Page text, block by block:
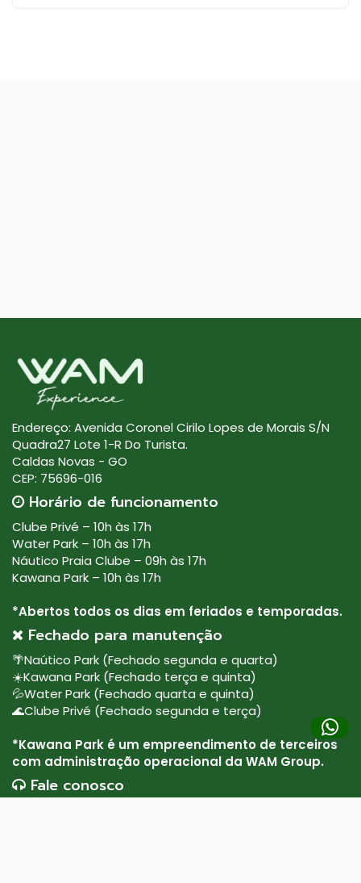
Endereço: Avenida Coronel Cirilo Lopes de Morais S/N
Quadra27 Lote 1-R Do Turista.
Caldas Novas - GO
CEP: 75696-016
Horário de funcionamento
Clube Privé – 10h às 17h
Water Park – 10h às 17h
Náutico Praia Clube – 09h às 17h
Kawana Park – 10h às 17h
*Abertos todos os dias em feriados e temporadas.
Fechado para manutenção
🌴Naútico Park (Fechado segunda e quarta)
⁠☀️Kawana Park (Fechado terça e quinta)
💦Water Park (Fechado quarta e quinta)
⁠🌊Clube Privé (Fechado segunda e terça)
*Kawana Park é um empreendimento de terceiros
com administração operacional da WAM Group.
Fale conosco